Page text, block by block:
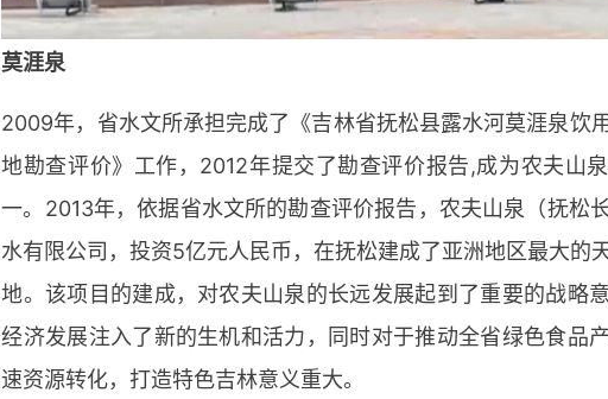
莫涯泉
2009年，省水文所承担完成了《吉林省抚松县露水河莫涯泉饮
地勘查评价》工作，2012年提交了勘查评价报告,成为农夫山
一。2013年，依据省水文所的勘查评价报告，农夫山泉（抚松
水有限公司，投资5亿元人民币，在抚松建成了亚洲地区最大的
地。该项目的建成，对农夫山泉的长远发展起到了重要的战略
经济发展注入了新的生机和活力，同时对于推动全省绿色食品
速资源转化，打造特色吉林意义重大。